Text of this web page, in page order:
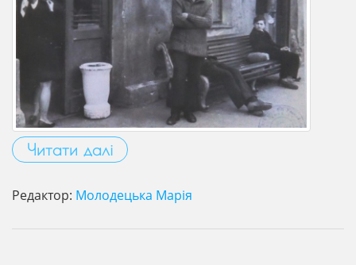
Читати далі
Редактор: Молодецька Марія